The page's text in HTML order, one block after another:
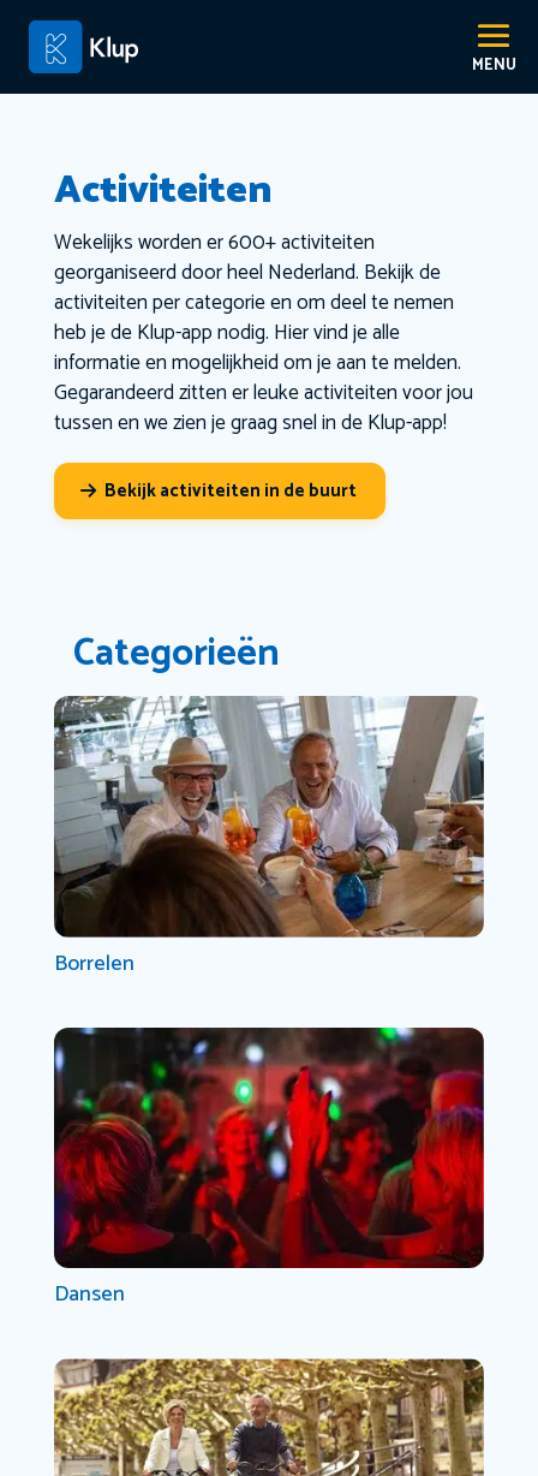
Activiteiten
Wekelijks worden er 600+ activiteiten
georganiseerd door heel Nederland. Bekijk de
activiteiten per categorie en om deel te nemen
heb je de Klup-app nodig. Hier vind je alle
informatie en mogelijkheid om je aan te melden.
Gegarandeerd zitten er leuke activiteiten voor jou
tussen en we zien je graag snel in de Klup-app!
Bekijk activiteiten in de buurt
Categorieën
Borrelen
Dansen